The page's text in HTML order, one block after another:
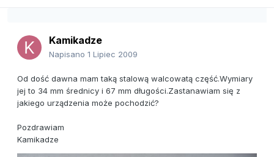
Kamikadze
Napisano 1 Lipiec 2009
Od dość dawna mam taką stalową walcowatą część.Wymiary
jej to 34 mm średnicy i 67 mm długości.Zastanawiam się z
jakiego urządzenia może pochodzić?
Pozdrawiam
Kamikadze